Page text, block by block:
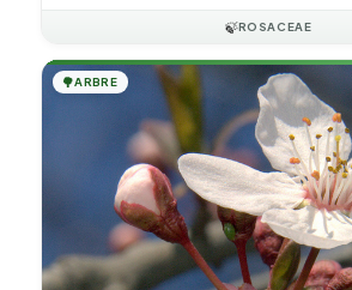
🍃ROSACEAE
🌳ARBRE